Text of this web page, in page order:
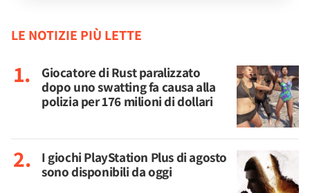
LE NOTIZIE PIÙ LETTE
Giocatore di Rust paralizzato
dopo uno swatting fa causa alla
polizia per 176 milioni di dollari
I giochi PlayStation Plus di agosto
sono disponibili da oggi